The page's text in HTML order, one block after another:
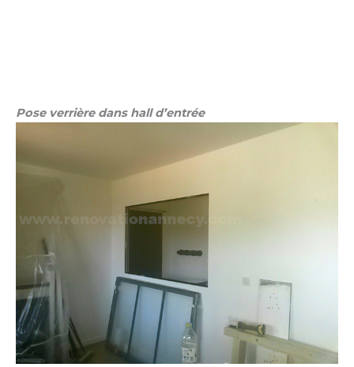
Pose verrière dans hall d’entrée